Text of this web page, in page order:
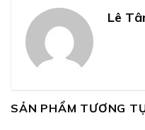
Lê
SẢN PHẨM TƯƠNG